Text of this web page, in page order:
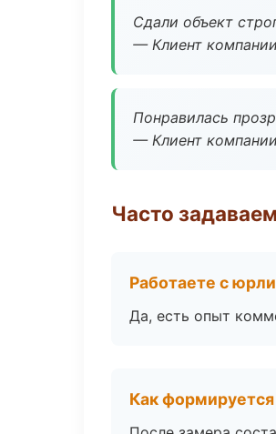
Сдали объект
— Клиент компании
Понравилась
— Клиент компании
Часто
Работаете с
Да, есть опыт
Как формируется